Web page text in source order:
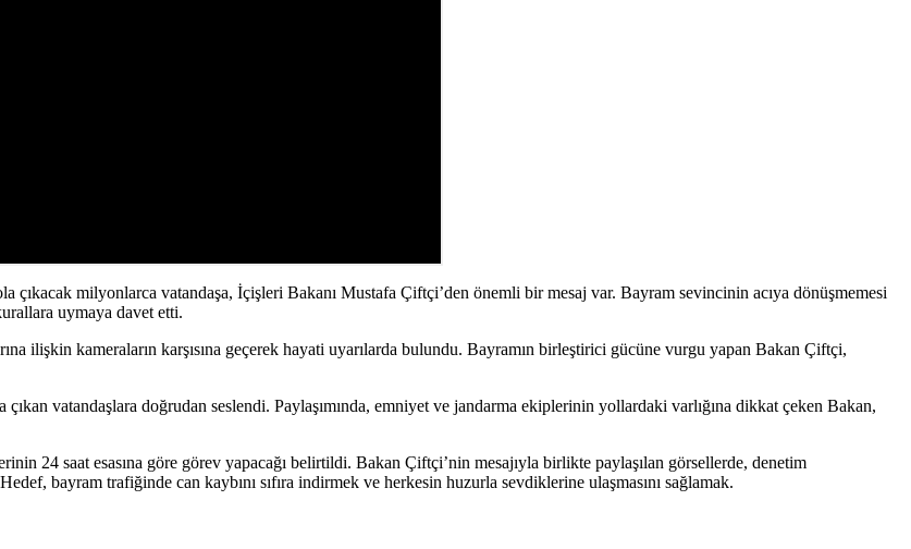
milyonlarca vatandaşa, İçişleri Bakanı Mustafa Çiftçi’den önemli bir mesaj var. Bayram sevincinin acıya dönüşmemesi
uymaya davet etti.
ilişkin kameraların karşısına geçerek hayati uyarılarda bulundu. Bayramın birleştirici gücüne vurgu yapan Bakan Çiftçi,
vatandaşlara doğrudan seslendi. Paylaşımında, emniyet ve jandarma ekiplerinin yollardaki varlığına dikkat çeken Bakan,
24 saat esasına göre görev yapacağı belirtildi. Bakan Çiftçi’nin mesajıyla birlikte paylaşılan görsellerde, denetim
bayram trafiğinde can kaybını sıfıra indirmek ve herkesin huzurla sevdiklerine ulaşmasını sağlamak.